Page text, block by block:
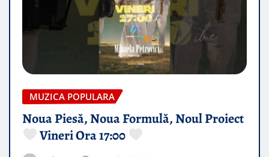
MUZICA POPULARA
Noua Piesă, Noua Formulă, Noul Proiect
Vineri Ora 17:00